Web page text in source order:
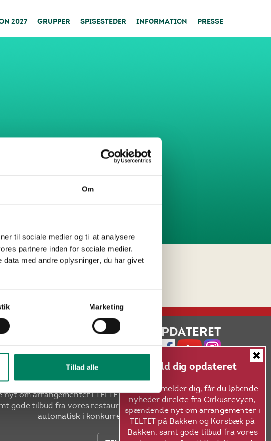
Om
til sociale medier og til at analysere
partnere inden for sociale medier,
med andre oplysninger, du har givet
Marketing
Tillad alle
2027 GRUPPER SPISESTEDER INFORMATION PRESSE
HOLD DIG OPDATERET
NYHEDSBREVE FRA CIRKUSREVYEN
dig, får du løbende nyheder direkte fra Cirkusrevyen,
om arrangementer i TELTET på Bakken og Korsbæk på
gode tilbud fra vores restauranter. Samtidig deltager du
automatisk i konkurrencer med skønne præmier!
Hold dig opdateret
Når du tilmelder dig, får du løbende
nyheder direkte fra Cirkusrevyen,
spændende nyt om arrangementer i
TELTET på Bakken og Korsbæk på
Bakken, samt gode tilbud fra vores